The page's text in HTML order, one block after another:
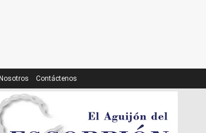
Contáctenos